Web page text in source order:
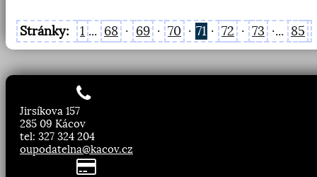
Stránky: 1 ... 68 · 69 · 70 · 71 · 72 · 73 ·... 85
Jirsíkova 157
285 09 Kácov
tel: 327 324 204
oupodatelna@kacov.cz